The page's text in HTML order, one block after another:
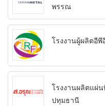
พรรณ
โรงงานผู้ผลิตอีพี
โรงงานผลิตแผ่
ปทุมธานี